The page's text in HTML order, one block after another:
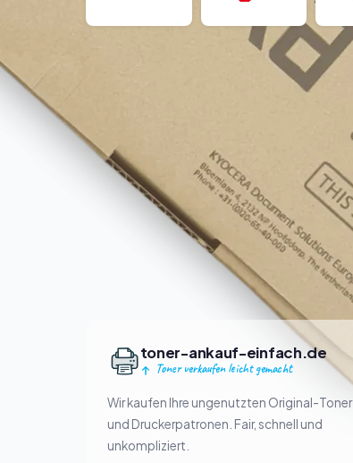
toner-ankauf-einfach.de
Toner verkaufen leicht gemacht
Wir kaufen Ihre ungenutzten Original-Toner
und Druckerpatronen. Fair, schnell und
unkompliziert.